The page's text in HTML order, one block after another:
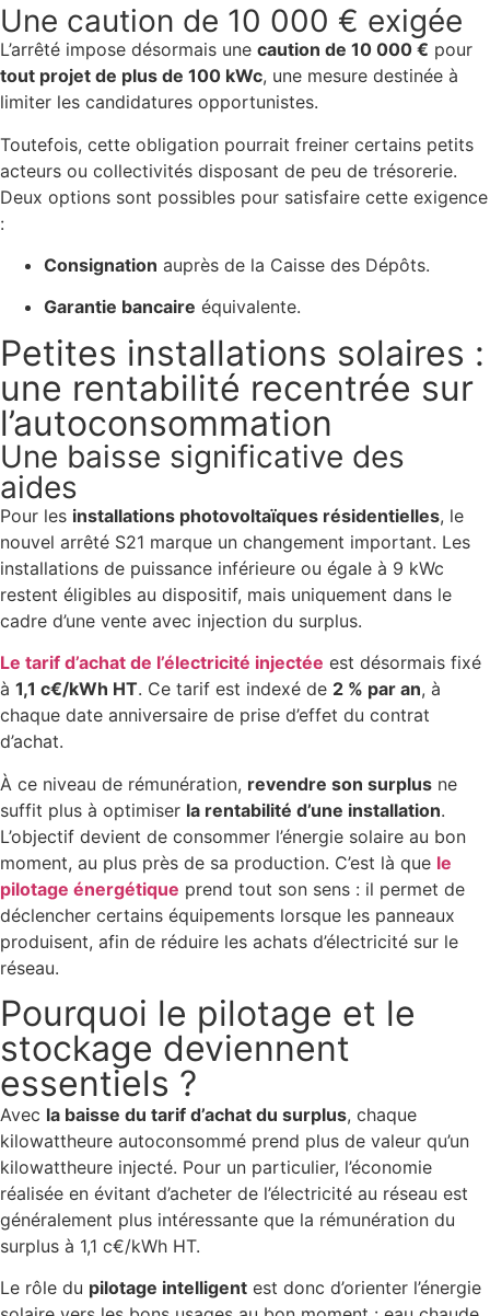
Une caution de 10 000 € exigée
L’arrêté impose désormais une caution de 10 000 € pour
tout projet de plus de 100 kWc, une mesure destinée à
limiter les candidatures opportunistes.
Toutefois, cette obligation pourrait freiner certains petits
acteurs ou collectivités disposant de peu de trésorerie.
Deux options sont possibles pour satisfaire cette exigence
:
Consignation auprès de la Caisse des Dépôts.
Garantie bancaire équivalente.
Petites installations solaires :
une rentabilité recentrée sur
l’autoconsommation
Une baisse significative des
aides
Pour les installations photovoltaïques résidentielles, le
nouvel arrêté S21 marque un changement important. Les
installations de puissance inférieure ou égale à 9 kWc
restent éligibles au dispositif, mais uniquement dans le
cadre d’une vente avec injection du surplus.
Le tarif d’achat de l’électricité injectée est désormais fixé
à 1,1 c€/kWh HT. Ce tarif est indexé de 2 % par an, à
chaque date anniversaire de prise d’effet du contrat
d’achat.
À ce niveau de rémunération, revendre son surplus ne
suffit plus à optimiser la rentabilité d’une installation.
L’objectif devient de consommer l’énergie solaire au bon
moment, au plus près de sa production. C’est là que le
pilotage énergétique prend tout son sens : il permet de
déclencher certains équipements lorsque les panneaux
produisent, afin de réduire les achats d’électricité sur le
réseau.
Pourquoi le pilotage et le
stockage deviennent
essentiels ?
Avec la baisse du tarif d’achat du surplus, chaque
kilowattheure autoconsommé prend plus de valeur qu’un
kilowattheure injecté. Pour un particulier, l’économie
réalisée en évitant d’acheter de l’électricité au réseau est
généralement plus intéressante que la rémunération du
surplus à 1,1 c€/kWh HT.
Le rôle du pilotage intelligent est donc d’orienter l’énergie